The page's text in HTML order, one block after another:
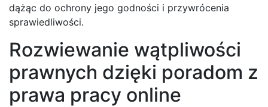
dążąc do ochrony jego godności i przywrócenia
sprawiedliwości.
Rozwiewanie wątpliwości
prawnych dzięki poradom z
prawa pracy online